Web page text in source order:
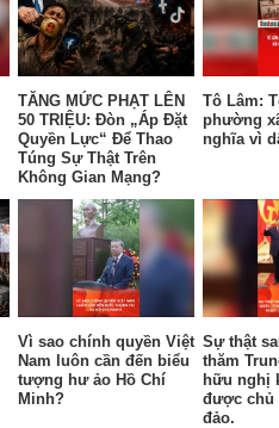
TĂNG MỨC PHẠT LÊN
50 TRIỆU: Đòn „Áp Đặt
Quyền Lực“ Để Thao
Túng Sự Thật Trên
Không Gian Mạng?
Tô Lâm:
phường
nghĩa vì
Vì sao chính quyền Việt
Nam luôn cần đến biểu
tượng hư ảo Hồ Chí
Minh?
Sự thật
thăm
hữu nghị
được chủ
đảo.